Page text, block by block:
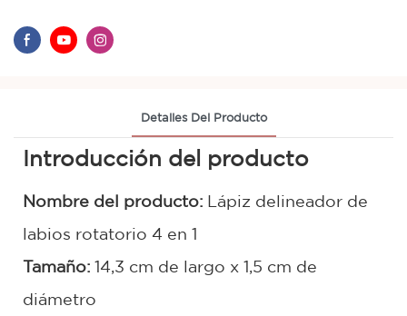
Detalles Del Producto
Introducción del producto
Nombre del producto: Lápiz delineador de
labios rotatorio 4 en 1
Tamaño: 14,3 cm de largo x 1,5 cm de
diámetro